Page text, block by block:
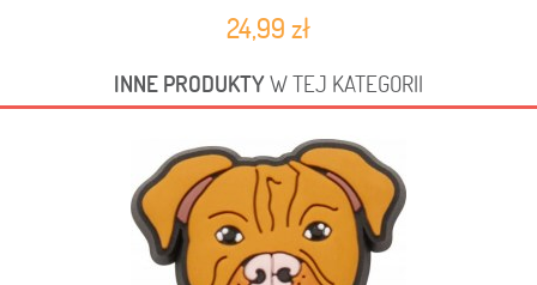
24,99 zł
INNE PRODUKTYW TEJ KATEGORII